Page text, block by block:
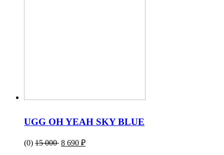
UGG OH YEAH SKY BLUE
(0) 15 000 8 690 ₽